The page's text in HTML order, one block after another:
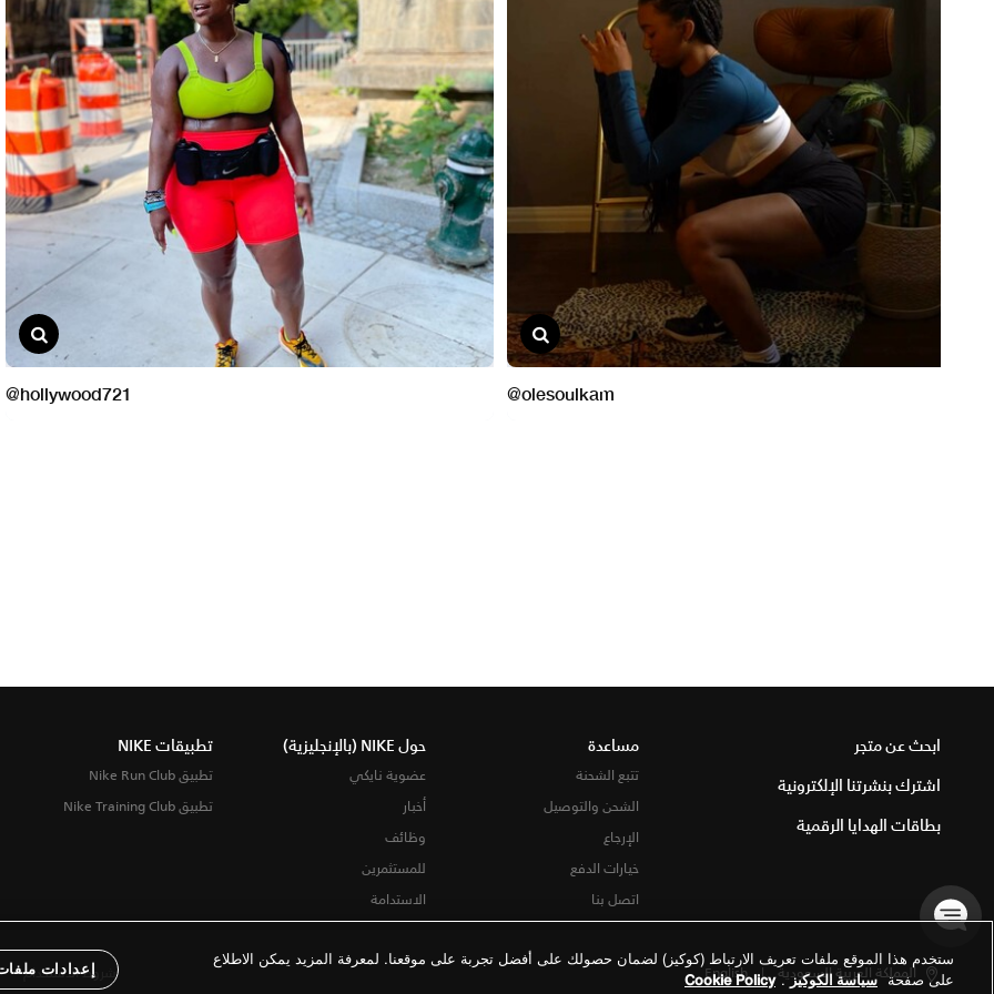
ابحث عن متجر
اشترك بنشرتنا الإلكترونية
بطاقات الهدايا الرقمية
مساعدة
تتبع الشحنة
الشحن والتوصيل
الإرجاع
خيارات الدفع
اتصل بنا
حول NIKE (بالإنجليزية)
عضوية نايكي
أخبار
وظائف
للمستثمرين
الاستدامة
تطبيقات NIKE
تطبيق Nike Run Club
تطبيق Nike Training Club
المملكة العربية السعودية |
English شروط الاستخدام
ستخدم هذا الموقع ملفات تعريف الارتباط (كوكيز) لضمان حصولك على أفضل تجربة على موقعنا. لمعرفة المزيد يمكن الاطلاع
على صفحة سياسة الكوكيز.
Cookie Policy
إعدادات